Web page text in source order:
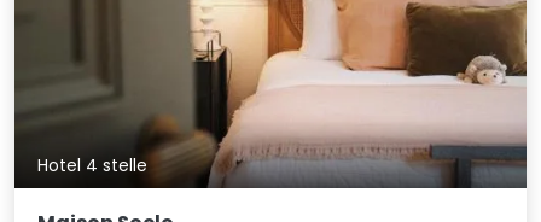
Hotel 4 stelle